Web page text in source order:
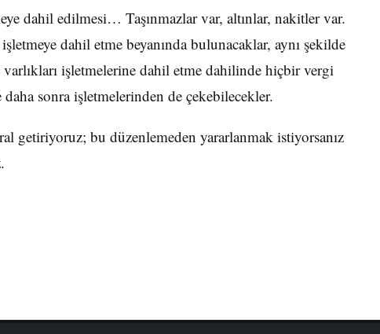
dahil edilmesi… Taşınmazlar var, altınlar, nakitler var.
dahil etme beyanında bulunacaklar, aynı şekilde
işletmelerine dahil etme dahilinde hiçbir vergi
sonra işletmelerinden de çekebilecekler.
getiriyoruz; bu düzenlemeden yararlanmak istiyorsanız